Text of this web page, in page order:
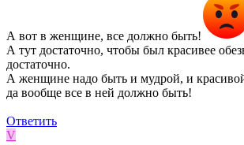
А вот в женщине, все должно быть!
А тут достаточно, чтобы был красивее
достаточно.
А женщине надо быть и мудрой, и
да вообще все в ней должно быть!
Ответить
V